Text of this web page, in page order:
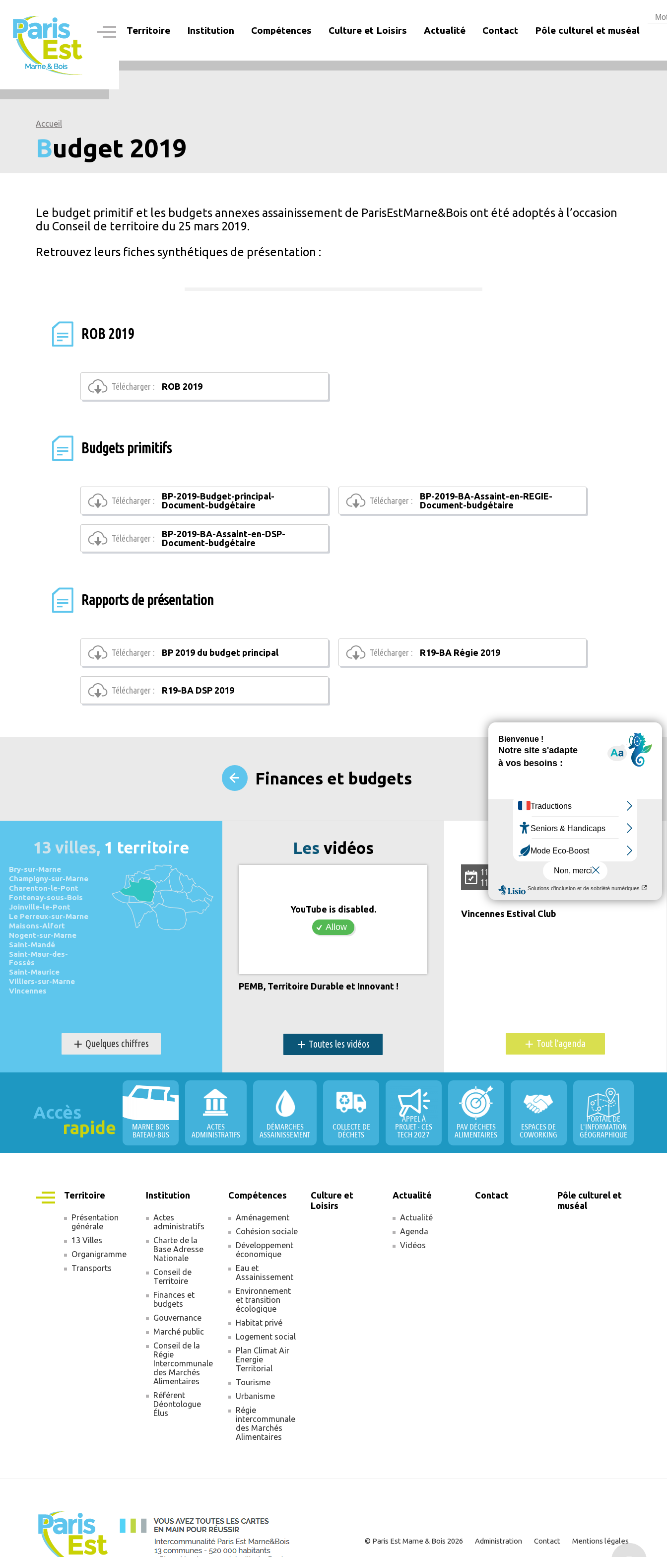
contenu
principal
Navigation
Territoire Institution Compétences Culture et Loisirs Actualité Contact Pôle culturel et muséal
Accueil
Budget 2019
Le budget primitif et les budgets annexes assainissement de ParisEstMarne&Bois ont été adoptés à l’occasion
du Conseil de territoire du 25 mars 2019.
Retrouvez leurs fiches synthétiques de présentation :
ROB 2019
Télécharger : ROB 2019
Budgets primitifs
Télécharger :
BP-2019-Budget-principal-
Document-budgétaire
Télécharger :
BP-2019-BA-Assaint-en-REGIE-
Document-budgétaire
Télécharger :
BP-2019-BA-Assaint-en-DSP-
Document-budgétaire
Rapports de présentation
Télécharger : BP 2019 du budget principal Télécharger : R19-BA Régie 2019
Télécharger : R19-BA DSP 2019
Finances et budgets
13 villes, 1 territoire
Bry-sur-Marne
Champigny-sur-Marne
Charenton-le-Pont
Fontenay-sous-Bois
Joinville-le-Pont
Le Perreux-sur-Marne
Maisons-Alfort
Nogent-sur-Marne
Saint-Mandé
Saint-Maur-des-
Fossés
Saint-Maurice
Villiers-sur-Marne
Vincennes
+ Quelques chiffres
Les vidéos
YouTube is disabled.
Allow
PEMB, Territoire Durable et Innovant !
+ Toutes les vidéos
L' agenda
11 07 2026
11 07 2026
Vincennes Estival Club
+ Tout l'agenda
Accès
rapide MARNE BOIS
BATEAU-BUS
ACTES
ADMINISTRATIFS
DÉMARCHES
ASSAINISSEMENT
COLLECTE DE
DÉCHETS
APPEL À
PROJET - CES
TECH 2027
PAV DÉCHETS
ALIMENTAIRES
ESPACES DE
COWORKING
PORTAIL DE
L'INFORMATION
GÉOGRAPHIQUE
Navigation
principale
Territoire
Présentation
générale
13 Villes
Organigramme
Transports
Institution
Actes
administratifs
Charte de la
Base Adresse
Nationale
Conseil de
Territoire
Finances et
budgets
Gouvernance
Marché public
Conseil de la
Régie
Intercommunale
des Marchés
Alimentaires
Référent
Déontologue
Élus
Compétences
Aménagement
Cohésion sociale
Développement
économique
Eau et
Assainissement
Environnement
et transition
écologique
Habitat privé
Logement social
Plan Climat Air
Energie
Territorial
Tourisme
Urbanisme
Régie
intercommunale
des Marchés
Alimentaires
Culture et
Loisirs
Actualité
Actualité
Agenda
Vidéos
Contact
Pôle culturel et
muséal
© Paris Est Marne & Bois 2026 Administration Contact Mentions légales